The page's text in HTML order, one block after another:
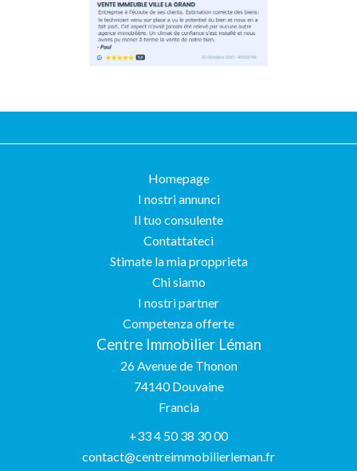
Homepage
I nostri annunci
Il tuo consulente
Contattateci
Stimate la mia propprieta
Chi siamo
I nostri partner
Competenza offerte
Centre Immobilier Léman
26 Avenue de Thonon
74140Douvaine
Francia
+33 4 50 38 30 00
contact@centreimmobilierleman.fr